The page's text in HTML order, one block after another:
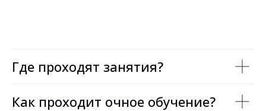
Где проходят занятия?
Как проходит очное обучение?